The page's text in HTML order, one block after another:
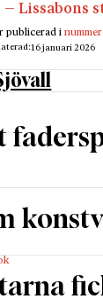
– Lissabons
publicerad i
16 januari 2026